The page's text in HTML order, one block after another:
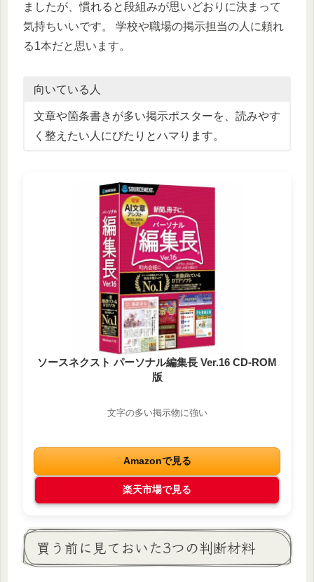
ましたが、慣れると段組みが思いどおりに決まって
気持ちいいです。 学校や職場の掲示担当の人に頼れ
る1本だと思います。
向いている人
文章や箇条書きが多い掲示ポスターを、読みやす
く整えたい人にぴたりとハマります。
ソースネクスト パーソナル編集長 Ver.16 CD-ROM
版
文字の多い掲示物に強い
Amazonで見る
楽天市場で見る
買う前に見ておいた3つの判断材料